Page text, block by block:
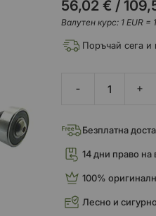
56,02 € /
Валутен курс: 1 EUR =
Поръчай сега и
Безплатна
14 дни право
100%
Лесно и